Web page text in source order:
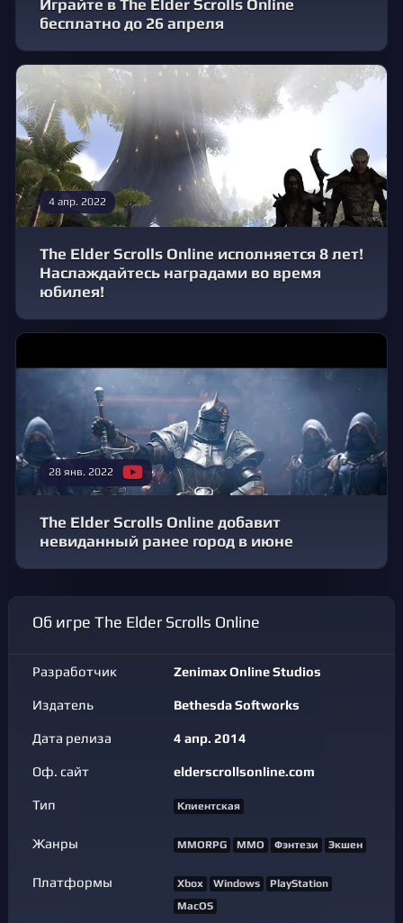
Играйте в The Elder Scrolls Online
бесплатно до 26 апреля
4 апр. 2022
The Elder Scrolls Online исполняется 8 лет!
Наслаждайтесь наградами во время
юбилея!
28 янв. 2022
The Elder Scrolls Online добавит
невиданный ранее город в июне
Об игре The Elder Scrolls Online
Разработчик Zenimax Online Studios
Издатель Bethesda Softworks
Дата релиза 4 апр. 2014
Оф. сайт elderscrollsonline.com
Тип Клиентская
Жанры MMORPG MMO Фэнтези Экшен
Платформы Xbox Windows
PlayStation
MacOS